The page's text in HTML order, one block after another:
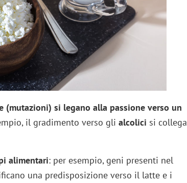
(mutazioni) si legano alla passione verso un
il gradimento verso gli alcolici si collega
alimentari: per esempio, geni presenti nel
una predisposizione verso il latte e i